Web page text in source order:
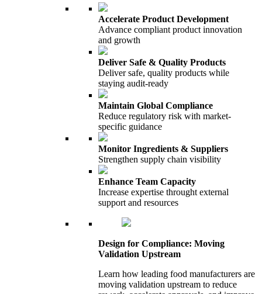
Accelerate Product Development
Advance compliant product innovation
and growth
Deliver Safe & Quality Products
Deliver safe, quality products while
staying audit-ready
Maintain Global Compliance
Reduce regulatory risk with market-
specific guidance
Monitor Ingredients & Suppliers
Strengthen supply chain visibility
Enhance Team Capacity
Increase expertise throught external
support and resources
Design for Compliance: Moving
Validation Upstream
Learn how leading food manufacturers are
moving validation upstream to reduce